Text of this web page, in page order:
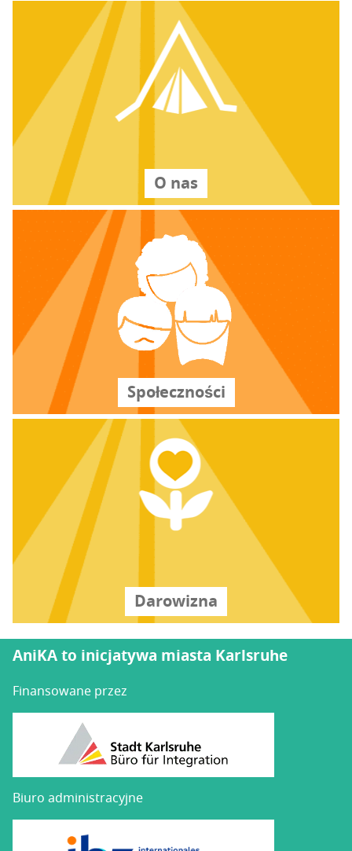
O nas
Spo­łecz­no­ści
Daro­wi­zna
AniKA to inicjatywa miasta Karlsruhe
Finansowane przez
Biuro administracyjne